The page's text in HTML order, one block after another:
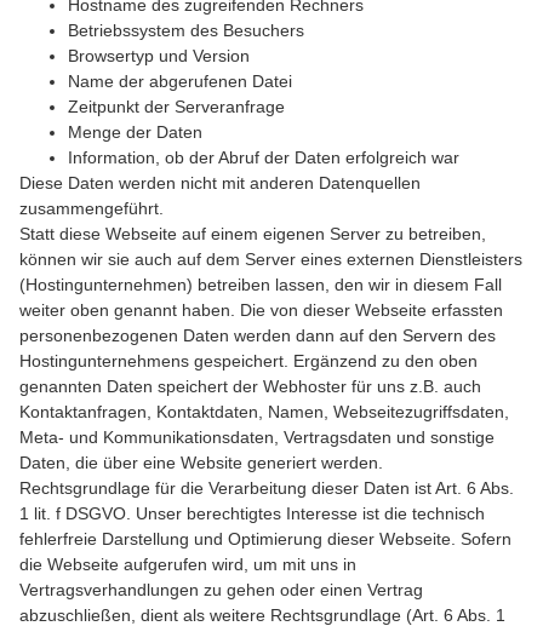
Hostname des zugreifenden Rechners
Betriebssystem des Besuchers
Browsertyp und Version
Name der abgerufenen Datei
Zeitpunkt der Serveranfrage
Menge der Daten
Information, ob der Abruf der Daten erfolgreich war
Diese Daten werden nicht mit anderen Datenquellen
zusammengeführt.
Statt diese Webseite auf einem eigenen Server zu betreiben,
können wir sie auch auf dem Server eines externen Dienstleisters
(Hostingunternehmen) betreiben lassen, den wir in diesem Fall
weiter oben genannt haben. Die von dieser Webseite erfassten
personenbezogenen Daten werden dann auf den Servern des
Hostingunternehmens gespeichert. Ergänzend zu den oben
genannten Daten speichert der Webhoster für uns z.B. auch
Kontaktanfragen, Kontaktdaten, Namen, Webseitezugriffsdaten,
Meta- und Kommunikationsdaten, Vertragsdaten und sonstige
Daten, die über eine Website generiert werden.
Rechtsgrundlage für die Verarbeitung dieser Daten ist Art. 6 Abs.
1 lit. f DSGVO. Unser berechtigtes Interesse ist die technisch
fehlerfreie Darstellung und Optimierung dieser Webseite. Sofern
die Webseite aufgerufen wird, um mit uns in
Vertragsverhandlungen zu gehen oder einen Vertrag
abzuschließen, dient als weitere Rechtsgrundlage (Art. 6 Abs. 1